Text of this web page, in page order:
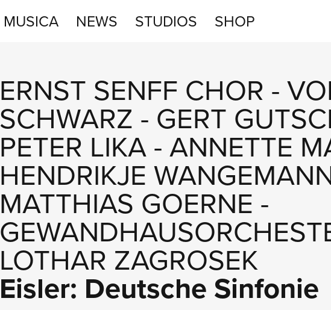
MUSICA NEWS STUDIOS SHOP
ERNST SENFF CHOR -
SCHWARZ - GERT
PETER LIKA-ANNETTE
HENDRIKJE
MATTHIAS GOERNE -
LOTHAR ZAGROSEK
Eisler: Deutsche Sinfonie
SHOP
NEWS